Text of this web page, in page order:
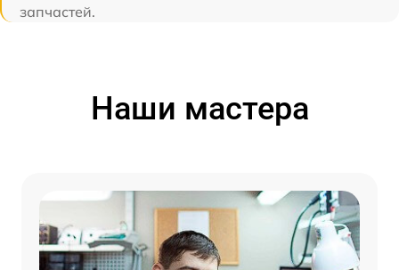
запчастей.
Наши мастера